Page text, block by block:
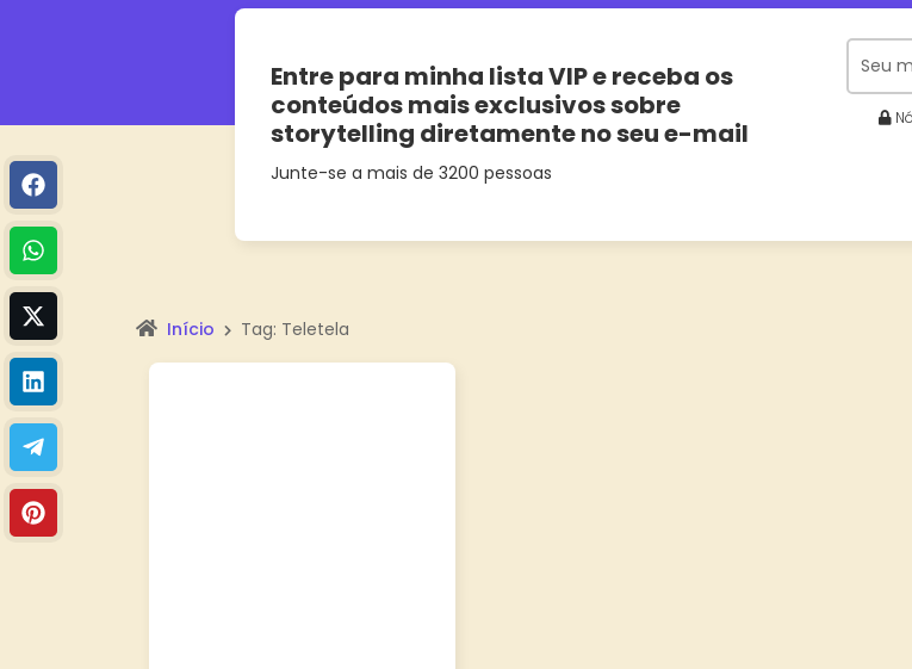
Entre para minha lista VIP e receba os
conteúdos mais exclusivos sobre
storytelling diretamente no seu e-mail
Junte-se a mais de 3200 pessoas
Início Tag: Teletela